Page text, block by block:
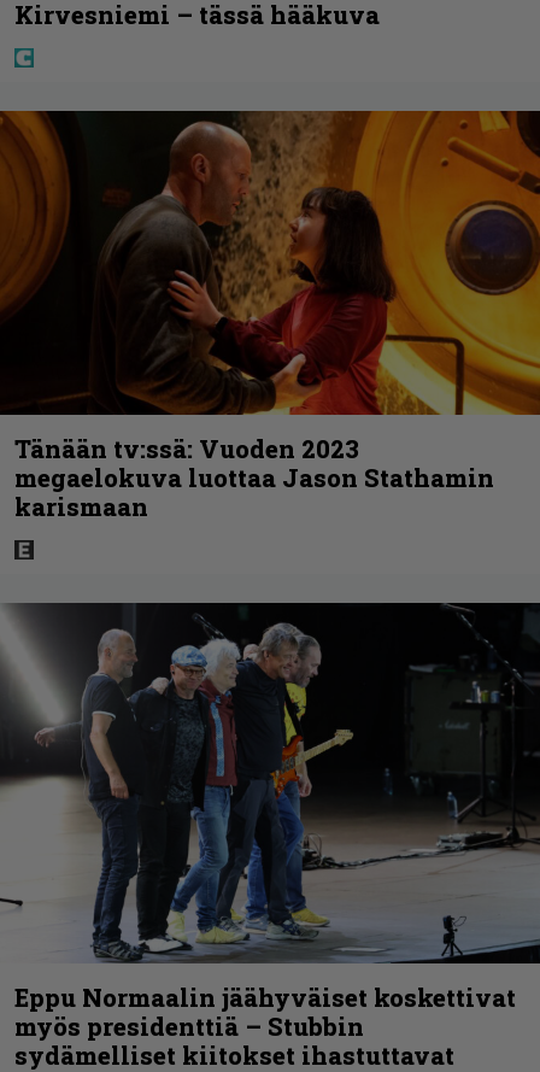
Kirvesniemi – tässä hääkuva
Tänään tv:ssä: Vuoden 2023
megaelokuva luottaa Jason Stathamin
karismaan
Eppu Normaalin jäähyväiset koskettivat
myös presidenttiä – Stubbin
sydämelliset kiitokset ihastuttavat